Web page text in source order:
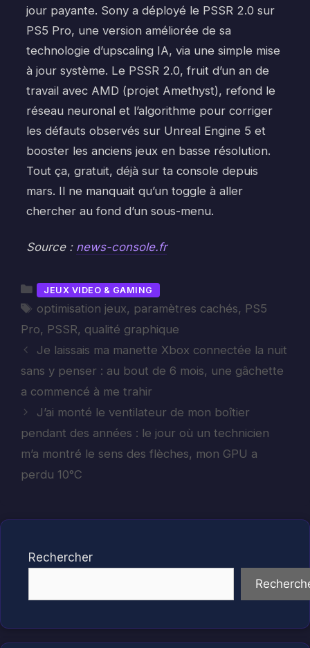
jour payante. Sony a déployé le PSSR 2.0 sur
PS5 Pro, une version améliorée de sa
technologie d’upscaling IA, via une simple mise
à jour système. Le PSSR 2.0, fruit d’un an de
travail avec AMD (projet Amethyst), refond le
réseau neuronal et l’algorithme pour corriger
les défauts observés sur Unreal Engine 5 et
booster les anciens jeux en basse résolution.
Tout ça, gratuit, déjà sur ta console depuis
mars. Il ne manquait qu’un toggle à aller
chercher au fond d’un sous-menu.
Source : news-console.fr
Catégories
JEUX VIDEO & GAMING
Étiquettes
optimisation jeux, paramètres cachés, PS5
Pro, PSSR, qualité graphique
Je laissais ma manette Xbox connectée la nuit
sans y penser : au bout de 6 mois, une gâchette
a commencé à me trahir
J’ai monté le ventilateur de mon boîtier
pendant des années : le jour où un technicien
m’a montré le sens des flèches, mon GPU a
perdu 10°C
Rechercher